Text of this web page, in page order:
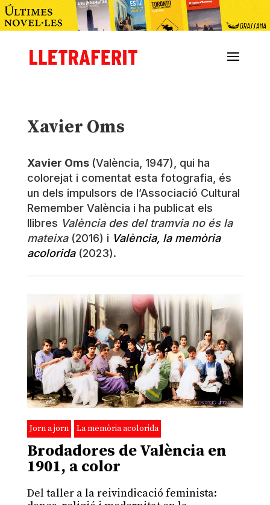
Xavier Oms
Xavier Oms (València, 1947), qui ha
colorejat i comentat esta fotografia, és
un dels impulsors de l’Associació Cultural
Remember València i ha publicat els
llibres València des del tramvia no és la
mateixa(2016) i València, la memòria
acolorida(2023).
Jorn a jorn La memòria acolorida
Brodadores de València en
1901, a color
Del taller a la reivindicació feminista: